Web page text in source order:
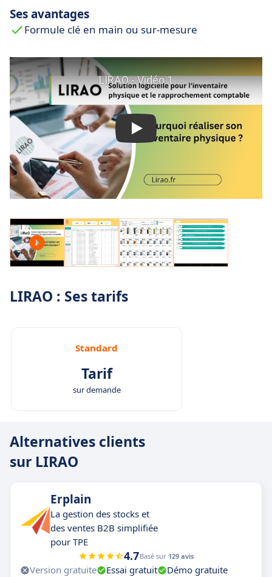
terrain pour étiqueter et recenser vos biens.
Ses avantages
Formule clé en main ou sur-mesure
LIRAO : Ses tarifs
Standard
Tarif
sur demande
Alternatives clients
sur LIRAO
Erplain
La gestion des stocks et
des ventes B2B simplifiée
pour TPE
4.7Basé sur 129 avis
Version gratuite Essai gratuit
Démo gratuite